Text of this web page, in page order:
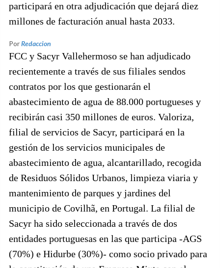
participará en otra adjudicación que dejará diez
millones de facturación anual hasta 2033.
PorRedaccion
FCC y Sacyr Vallehermoso se han adjudicado
recientemente a través de sus filiales sendos
contratos por los que gestionarán el
abastecimiento de agua de 88.000 portugueses y
recibirán casi 350 millones de euros. Valoriza,
filial de servicios de Sacyr, participará en la
gestión de los servicios municipales de
abastecimiento de agua, alcantarillado, recogida
de Residuos Sólidos Urbanos, limpieza viaria y
mantenimiento de parques y jardines del
municipio de Covilhã, en Portugal. La filial de
Sacyr ha sido seleccionada a través de dos
entidades portuguesas en las que participa -AGS
(70%) e Hidurbe (30%)- como socio privado para